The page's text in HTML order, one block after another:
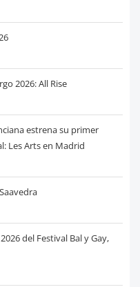
2026: All Rise
estrena su primer
Les Arts en Madrid
del Festival Bal y Gay,